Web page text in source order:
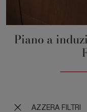
AZZERA FILTRI
Piano a